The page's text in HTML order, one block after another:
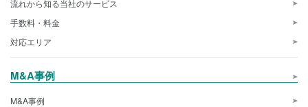
流れから知る当社のサービス
手数料・料金
対応エリア
M&A事例
M&A事例